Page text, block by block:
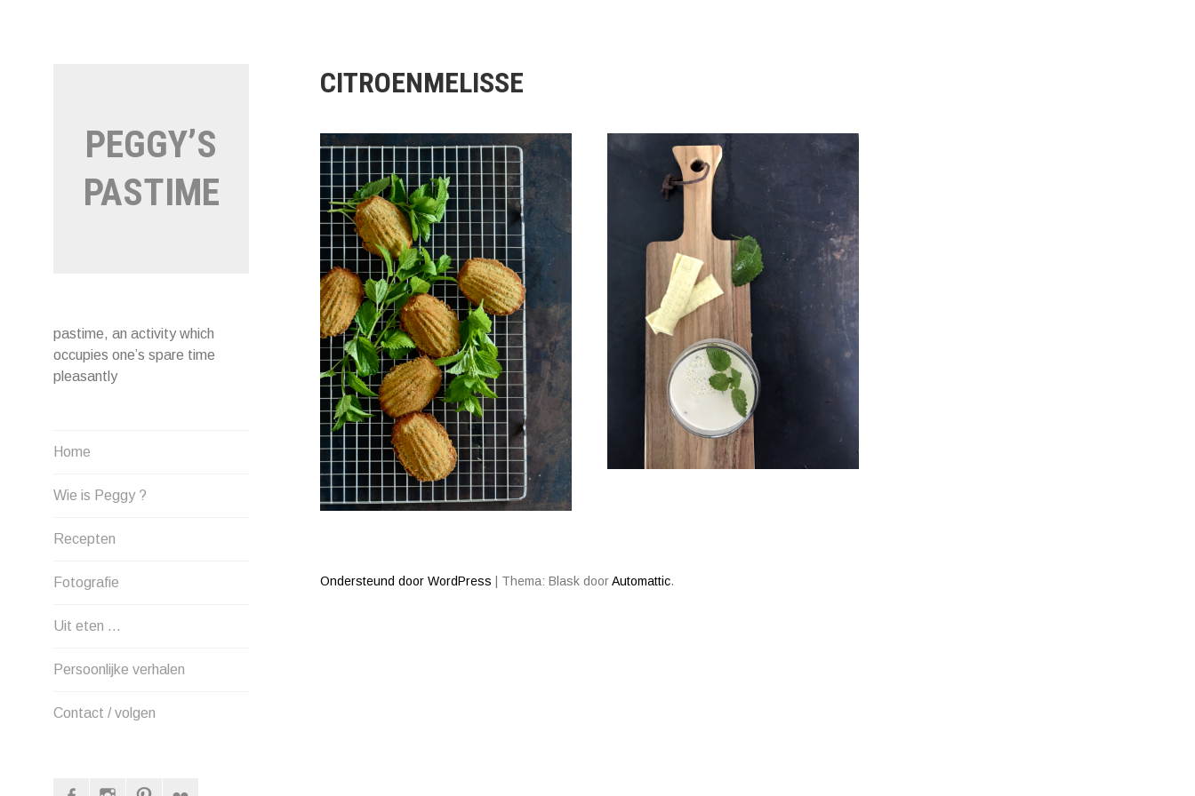
PEGGY’S
PASTIME
pastime, an activity which
occupies one’s spare time
pleasantly
Home
Wie is Peggy ?
Recepten
Fotografie
Uit eten …
Persoonlijke verhalen
Contact / volgen
FacebookInstagram
CITROENMELISSE
Ondersteund door WordPress Thema: Blask doorAutomattic.